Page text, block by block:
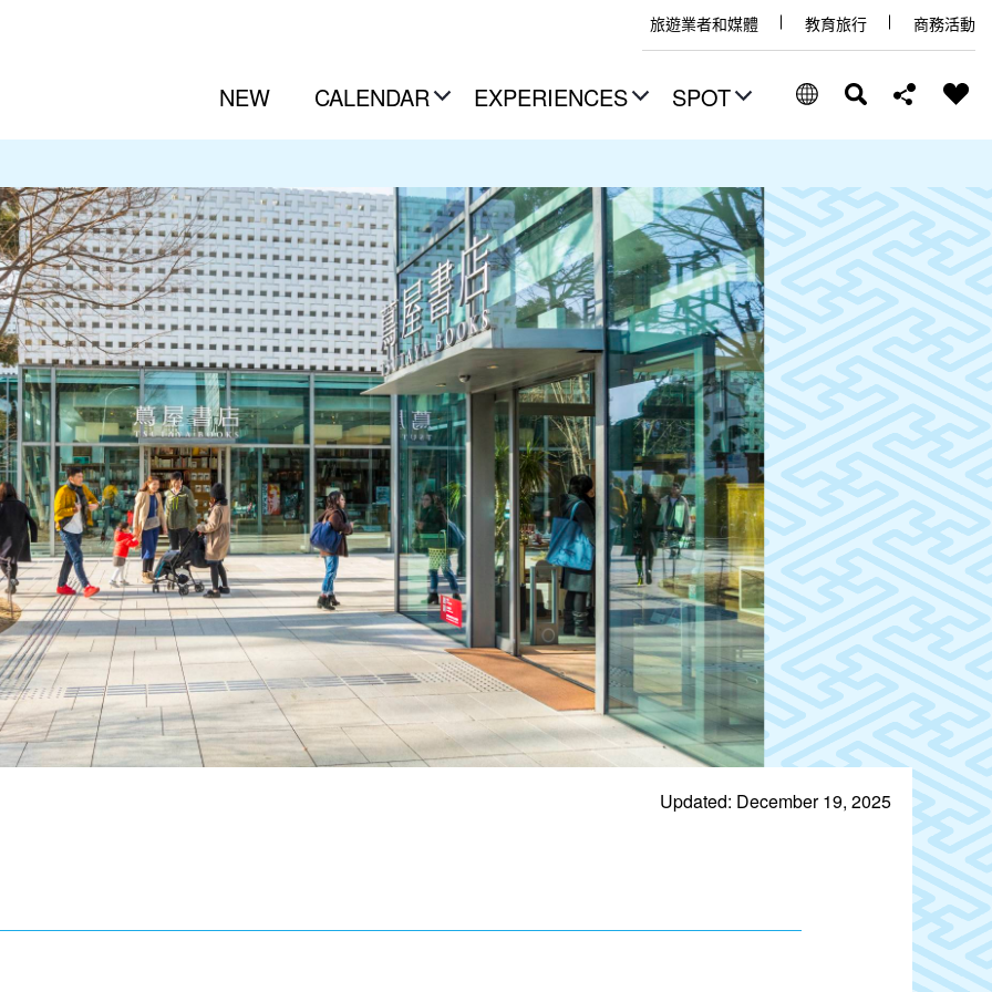
旅遊業者和媒體 教育旅行 商務活動
NEW CALENDAR EXPERIENCES SPOT
Updated: December 19, 2025